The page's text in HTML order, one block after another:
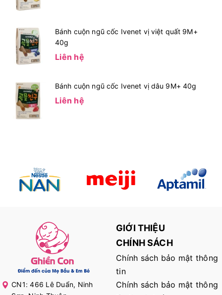
Bánh cuộn ngũ cốc Ivenet vị việt quất 9M+
40g
Liên hệ
Bánh cuộn ngũ cốc Ivenet vị dâu 9M+ 40g
Liên hệ
CN1: 466 Lê Duẩn, Ninh
GIỚI THIỆU
CHÍNH SÁCH
Chính sách bảo mật thông
tin
Chính sách bảo mật thông